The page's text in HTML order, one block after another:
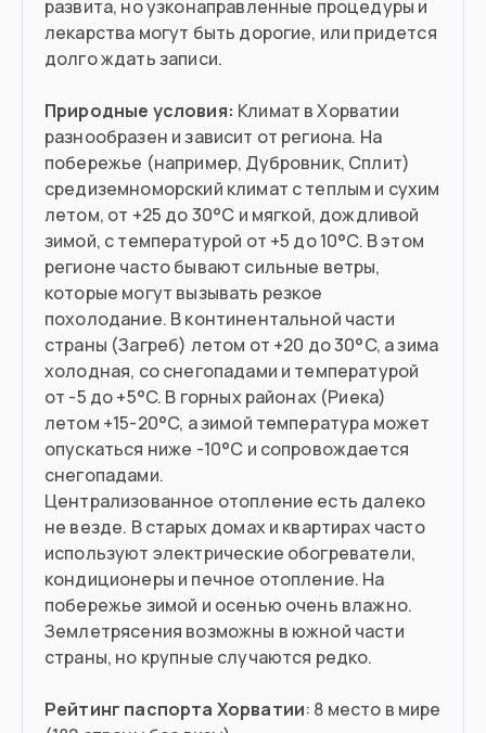
Документ Загранпаспорт
развита, но узконаправленные процедуры и
лекарства могут быть дорогие, или придется
долго ждать записи.
Природные условия: Климат в Хорватии
разнообразен и зависит от региона. На
побережье (например, Дубровник, Сплит)
средиземноморский климат с теплым и сухим
летом, от +25 до 30°C и мягкой, дождливой
зимой, с температурой от +5 до 10°C. В этом
регионе часто бывают сильные ветры,
которые могут вызывать резкое
похолодание. В континентальной части
страны (Загреб) летом от +20 до 30°C, а зима
холодная, со снегопадами и температурой
от -5 до +5°C. В горных районах (Риека)
летом +15-20°C, а зимой температура может
опускаться ниже -10°C и сопровождается
снегопадами.
Централизованное отопление есть далеко
не везде. В старых домах и квартирах часто
используют электрические обогреватели,
кондиционеры и печное отопление. На
побережье зимой и осенью очень влажно.
Землетрясения возможны в южной части
страны, но крупные случаются редко.
Рейтинг паспорта Хорватии: 8 место в мире